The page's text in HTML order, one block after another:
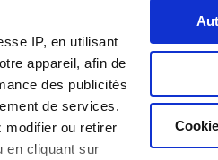
IP, en utilisant
appareil, afin de
des publicités
de services.
modifier ou retirer
en cliquant sur
Mentions légales